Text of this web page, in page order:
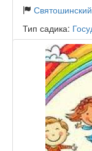
Тип садика: